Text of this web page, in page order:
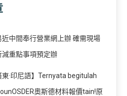
中間奉行營業網上辦 確需現場
減重點事項預定辦
東·印尼語】Ternyata begitulah
奧斯德材料報價tain!原